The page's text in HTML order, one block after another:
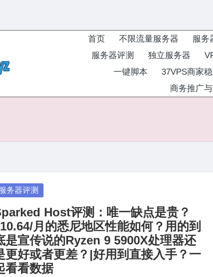
首页 不限流量服务器
服务
服务器评测
独立服务器
一键脚本
37VPS商家
商务推广
务器评测
Host评测：唯一缺点是贵？
月的悉尼地区性能如何？用的到
是宣传说的Ryzen 9 5900X处理器还
更好或者更差？|好用到直接入手？一
看看数据